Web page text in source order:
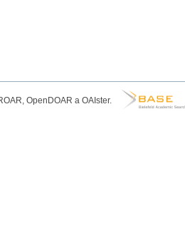
OpenDOAR a OAIster.